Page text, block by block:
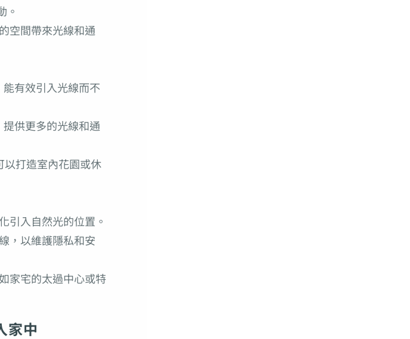
。
空間帶來光線和通
有效引入光線而不
供更多的光線和通
以打造室內花園或休
引入自然光的位置。
，以維護隱私和安
家宅的太過中心或特
家中